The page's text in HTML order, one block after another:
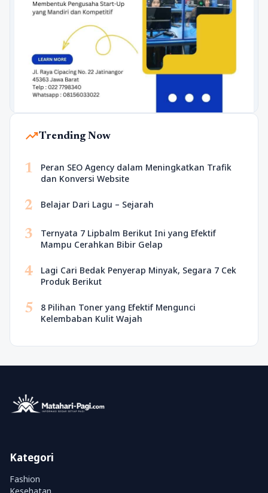
trending_upTrending Now
1
Peran SEO Agency dalam Meningkatkan Trafik
dan Konversi Website
2 Belajar Dari Lagu – Sejarah
3
Ternyata 7 Lipbalm Berikut Ini yang Efektif
Mampu Cerahkan Bibir Gelap
4
Lagi Cari Bedak Penyerap Minyak, Segara 7 Cek
Produk Berikut
5
8 Pilihan Toner yang Efektif Mengunci
Kelembaban Kulit Wajah
Kategori
Fashion